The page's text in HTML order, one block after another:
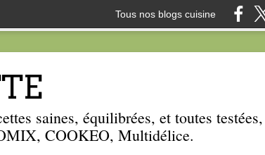
Tous nos blogs cuisine
saines, équilibrées, et toutes
COOKEO, Multidélice.